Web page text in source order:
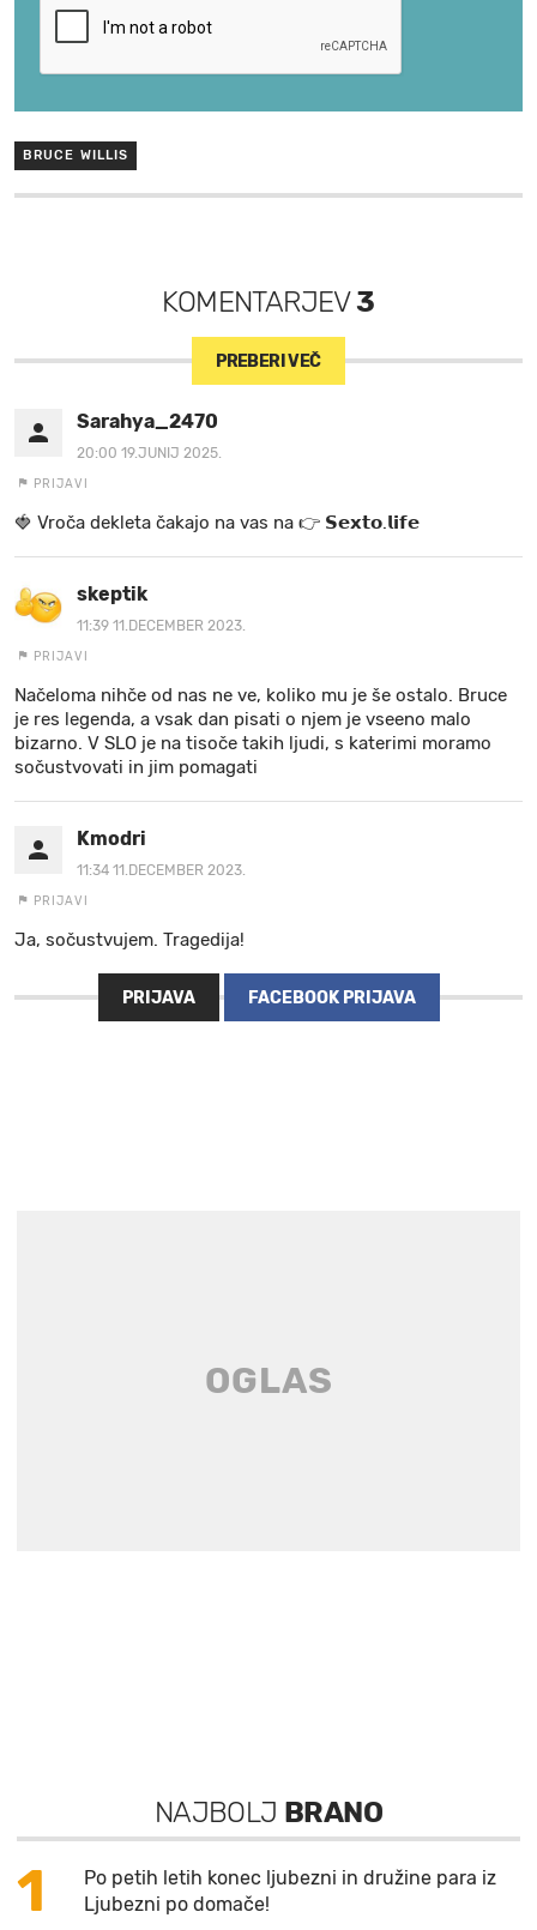
BRUCE WILLIS
KOMENTARJEV3
PREBERI VEČ
Sarahya_2470
20:00 19.JUNIJ 2025.
PRIJAVI
🍓 V r o č a d e k l e t a ča k a jo na va s n a 👉 𝗦𝗲𝘅𝘁𝗼.𝗹𝗶𝗳𝗲
skeptik
11:39 11.DECEMBER 2023.
PRIJAVI
Načeloma nihče od nas ne ve, koliko mu je še ostalo. Bruce
je res legenda, a vsak dan pisati o njem je vseeno malo
bizarno. V SLO je na tisoče takih ljudi, s katerimi moramo
sočustvovati in jim pomagati
Kmodri
11:34 11.DECEMBER 2023.
PRIJAVI
Ja, sočustvujem. Tragedija!
PRIJAVA FACEBOOK PRIJAVA
NAJBOLJ BRANO
1
Po petih letih konec ljubezni in družine para iz
Ljubezni po domače!